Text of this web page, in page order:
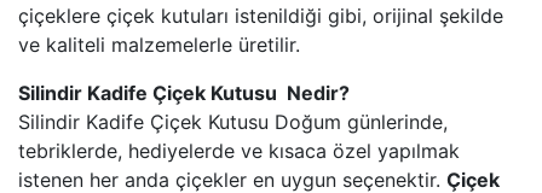
çiçeklere çiçek kutuları istenildiği gibi, orijinal şekilde
ve kaliteli malzemelerle üretilir.
Silindir Kadife Çiçek Kutusu Nedir?
Silindir Kadife Çiçek Kutusu Doğum günlerinde,
tebriklerde, hediyelerde ve kısaca özel yapılmak
istenen her anda çiçekler en uygun seçenektir. Çiçek